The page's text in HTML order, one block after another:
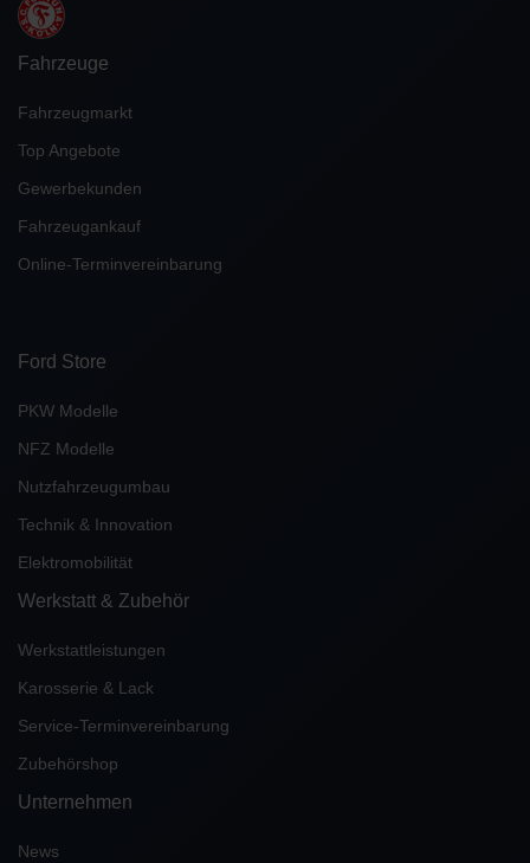
Fahrzeuge
Fahrzeugmarkt
Top Angebote
Gewerbekunden
Fahrzeugankauf
Online-Terminvereinbarung
Ford Store
PKW Modelle
NFZ Modelle
Nutzfahrzeugumbau
Technik & Innovation
Elektromobilität
Werkstatt & Zubehör
Werkstattleistungen
Karosserie & Lack
Service-Terminvereinbarung
Zubehörshop
Unternehmen
News